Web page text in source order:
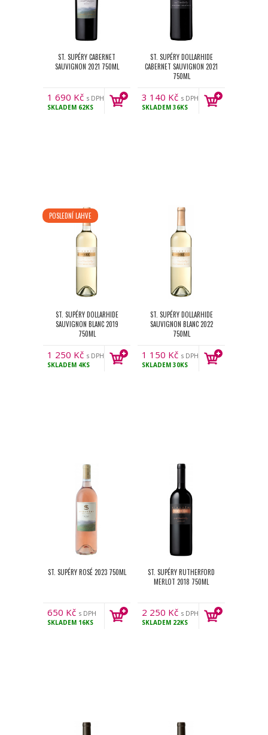
ST. SUPÉRY CABERNET
SAUVIGNON 2021 750ML
1 690 Kč s DPH
SKLADEM 62KS
ST. SUPÉRY DOLLARHIDE
CABERNET SAUVIGNON 2021
750ML
3 140 Kč s DPH
SKLADEM36KS
POSLEDNÍ LAHVE
ST. SUPÉRY DOLLARHIDE
SAUVIGNON BLANC 2019
750ML
1 250 Kč s DPH
SKLADEM 4KS
ST. SUPÉRY DOLLARHIDE
SAUVIGNON BLANC 2022
750ML
1 150 Kč s DPH
SKLADEM30KS
ST. SUPÉRY ROSÉ 2023 750ML
650 Kč s DPH
SKLADEM 16KS
ST. SUPÉRY RUTHERFORD
MERLOT 2018 750ML
2 250 Kč s DPH
SKLADEM 22KS